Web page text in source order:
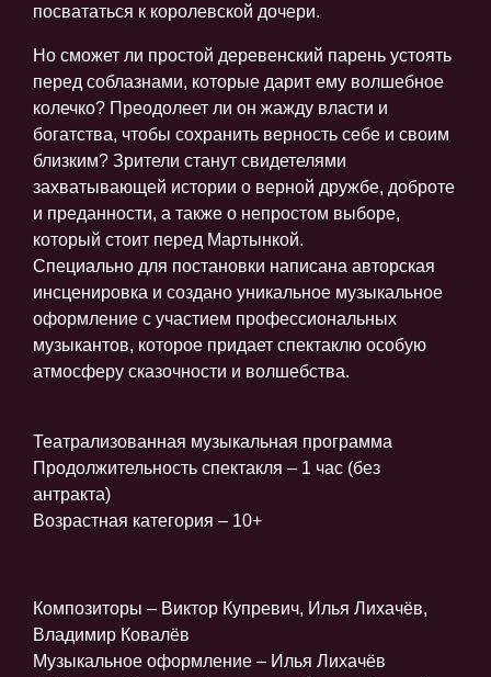
посвататься к королевской дочери.
Но сможет ли простой деревенский парень устоять
перед соблазнами, которые дарит ему волшебное
колечко? Преодолеет ли он жажду власти и
богатства, чтобы сохранить верность себе и своим
близким? Зрители станут свидетелями
захватывающей истории о верной дружбе, доброте
и преданности, а также о непростом выборе,
который стоит перед Мартынкой.
Специально для постановки написана авторская
инсценировка и создано уникальное музыкальное
оформление с участием профессиональных
музыкантов, которое придает спектаклю особую
атмосферу сказочности и волшебства.
Театрализованная музыкальная программа
Продолжительность спектакля – 1 час (без
антракта)
Возрастная категория – 10+
Композиторы – Виктор Купревич, Илья Лихачёв,
Владимир Ковалёв
Музыкальное оформление – Илья Лихачёв